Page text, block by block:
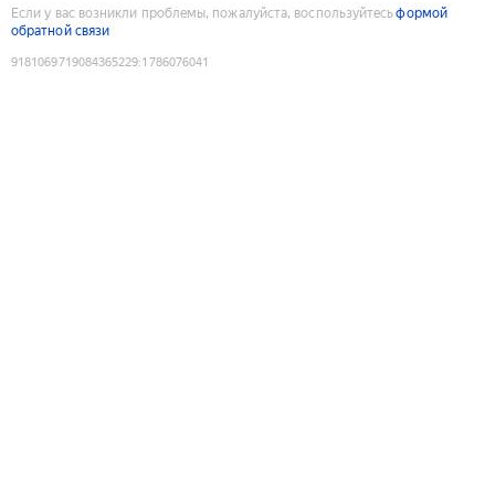
Если у вас возникли проблемы, пожалуйста, воспользуйтесьформой
обратной связи
9181069719084365229:1786076041